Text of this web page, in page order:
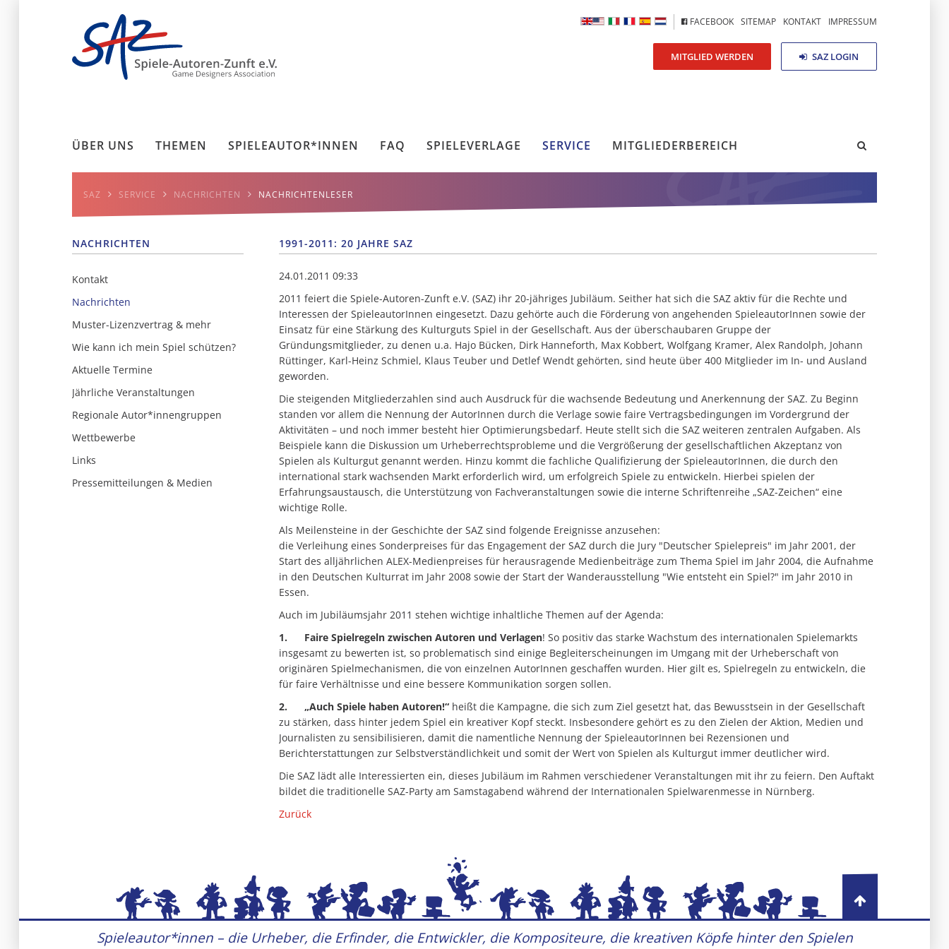
MITGLIED WERDEN SAZ LOGIN
FACEBOOK SITEMAP KONTAKT IMPRESSUM
ÜBER UNS THEMEN SPIELEAUTOR*INNEN FAQ SPIELEVERLAGE SERVICE MITGLIEDERBEREICH
SAZ SERVICE NACHRICHTEN NACHRICHTENLESER
NACHRICHTEN
Kontakt
Nachrichten
Muster-Lizenzvertrag & mehr
Wie kann ich mein Spiel schützen?
Aktuelle Termine
Jährliche Veranstaltungen
Regionale Autor*innengruppen
Wettbewerbe
Links
Pressemitteilungen & Medien
1991-2011: 20 JAHRE SAZ
24.01.2011 09:33
2011 feiert die Spiele-Autoren-Zunft e.V. (SAZ) ihr 20-jähriges Jubiläum. Seither hat sich die SAZ aktiv für die Rechte und
Interessen der SpieleautorInnen eingesetzt. Dazu gehörte auch die Förderung von angehenden SpieleautorInnen sowie der
Einsatz für eine Stärkung des Kulturguts Spiel in der Gesellschaft. Aus der überschaubaren Gruppe der
Gründungsmitglieder, zu denen u.a. Hajo Bücken, Dirk Hanneforth, Max Kobbert, Wolfgang Kramer, Alex Randolph, Johann
Rüttinger, Karl-Heinz Schmiel, Klaus Teuber und Detlef Wendt gehörten, sind heute über 400 Mitglieder im In- und Ausland
geworden.
Die steigenden Mitgliederzahlen sind auch Ausdruck für die wachsende Bedeutung und Anerkennung der SAZ. Zu Beginn
standen vor allem die Nennung der AutorInnen durch die Verlage sowie faire Vertragsbedingungen im Vordergrund der
Aktivitäten – und noch immer besteht hier Optimierungsbedarf. Heute stellt sich die SAZ weiteren zentralen Aufgaben. Als
Beispiele kann die Diskussion um Urheberrechtsprobleme und die Vergrößerung der gesellschaftlichen Akzeptanz von
Spielen als Kulturgut genannt werden. Hinzu kommt die fachliche Qualifizierung der SpieleautorInnen, die durch den
international stark wachsenden Markt erforderlich wird, um erfolgreich Spiele zu entwickeln. Hierbei spielen der
Erfahrungsaustausch, die Unterstützung von Fachveranstaltungen sowie die interne Schriftenreihe „SAZ-Zeichen“ eine
wichtige Rolle.
Als Meilensteine in der Geschichte der SAZ sind folgende Ereignisse anzusehen:
die Verleihung eines Sonderpreises für das Engagement der SAZ durch die Jury "Deutscher Spielepreis" im Jahr 2001, der
Start des alljährlichen ALEX-Medienpreises für herausragende Medienbeiträge zum Thema Spiel im Jahr 2004, die Aufnahme
in den Deutschen Kulturrat im Jahr 2008 sowie der Start der Wanderausstellung "Wie entsteht ein Spiel?" im Jahr 2010 in
Essen.
Auch im Jubiläumsjahr 2011 stehen wichtige inhaltliche Themen auf der Agenda:
1. Faire Spielregeln zwischen Autoren und Verlagen! So positiv das starke Wachstum des internationalen Spielemarkts
insgesamt zu bewerten ist, so problematisch sind einige Begleiterscheinungen im Umgang mit der Urheber­schaft von
originären Spielmechanismen, die von einzelnen AutorInnen geschaffen wurden. Hier gilt es, Spielregeln zu entwickeln, die
für faire Verhältnisse und eine bessere Kommunikation sorgen sollen.
2. „Auch Spiele haben Autoren!“ heißt die Kampagne, die sich zum Ziel gesetzt hat, das Bewusstsein in der Gesellschaft
zu stärken, dass hinter jedem Spiel ein kreativer Kopf steckt. Insbesondere gehört es zu den Zielen der Aktion, Medien und
Journalisten zu sensibilisieren, damit die namentliche Nennung der SpieleautorInnen bei Rezensionen und
Berichterstattungen zur Selbstverständlichkeit und somit der Wert von Spielen als Kulturgut immer deutlicher wird.
Die SAZ lädt alle Interessierten ein, dieses Jubiläum im Rahmen verschiedener Veranstaltungen mit ihr zu feiern. Den Auftakt
bildet die traditionelle SAZ-Party am Samstagabend während der Internationalen Spielwaren­messe in Nürnberg.
Zurück
Spieleautor*innen – die Urheber, die Erfinder, die Entwickler, die Kompositeure, die kreativen Köpfe hinter den Spielen